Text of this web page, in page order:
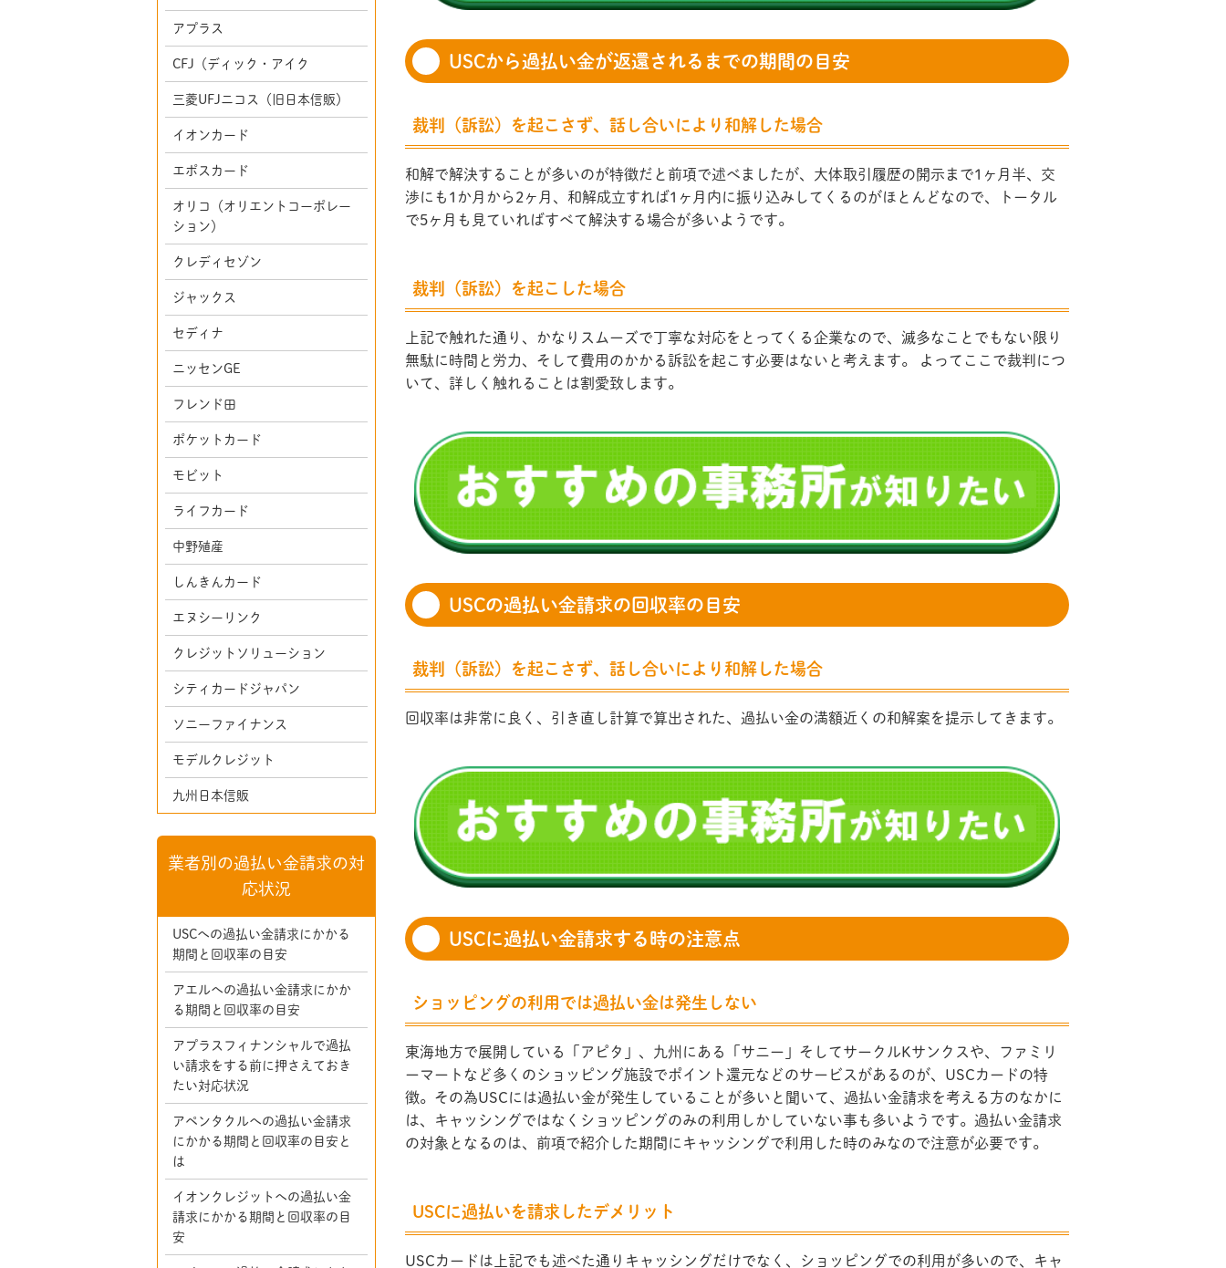
USCから過払い金が返還されるまでの期間の目安
裁判（訴訟）を起こさず、話し合いにより和解した場合
和解で解決することが多いのが特徴だと前項で述べましたが、大体取引履歴の開示まで1ヶ月半、交
渉にも1か月から2ヶ月、和解成立すれば1ヶ月内に振り込みしてくるのがほとんどなので、トータル
で5ヶ月も見ていればすべて解決する場合が多いようです。
裁判（訴訟）を起こした場合
上記で触れた通り、かなりスムーズで丁寧な対応をとってくる企業なので、滅多なことでもない限り
無駄に時間と労力、そして費用のかかる訴訟を起こす必要はないと考えます。 よってここで裁判につ
いて、詳しく触れることは割愛致します。
USCの過払い金請求の回収率の目安
裁判（訴訟）を起こさず、話し合いにより和解した場合
回収率は非常に良く、引き直し計算で算出された、過払い金の満額近くの和解案を提示してきます。
USCに過払い金請求する時の注意点
ショッピングの利用では過払い金は発生しない
東海地方で展開している「アピタ」、九州にある「サニー」そしてサークルKサンクスや、ファミリ
ーマートなど多くのショッピング施設でポイント還元などのサービスがあるのが、USCカードの特
徴。その為USCには過払い金が発生していることが多いと聞いて、過払い金請求を考える方のなかに
は、キャッシングではなくショッピングのみの利用しかしていない事も多いようです。過払い金請求
の対象となるのは、前項で紹介した期間にキャッシングで利用した時のみなので注意が必要です。
USCに過払いを請求したデメリット
USCカードは上記でも述べた通りキャッシングだけでなく、ショッピングでの利用が多いので、キャ
アプラス
CFJ（ディック・アイク
三菱UFJニコス（旧日本信販）
イオンカード
エポスカード
オリコ（オリエントコーポレー
ション）
クレディセゾン
ジャックス
セディナ
ニッセンGE
フレンド田
ポケットカード
モビット
ライフカード
中野殖産
しんきんカード
エヌシーリンク
クレジットソリューション
シティカードジャパン
ソニーファイナンス
モデルクレジット
九州日本信販
業者別の過払い金請求の対
応状況
USCへの過払い金請求にかかる
期間と回収率の目安
アエルへの過払い金請求にかか
る期間と回収率の目安
アプラスフィナンシャルで過払
い請求をする前に押さえておき
たい対応状況
アペンタクルへの過払い金請求
にかかる期間と回収率の目安と
は
イオンクレジットへの過払い金
請求にかかる期間と回収率の目
安